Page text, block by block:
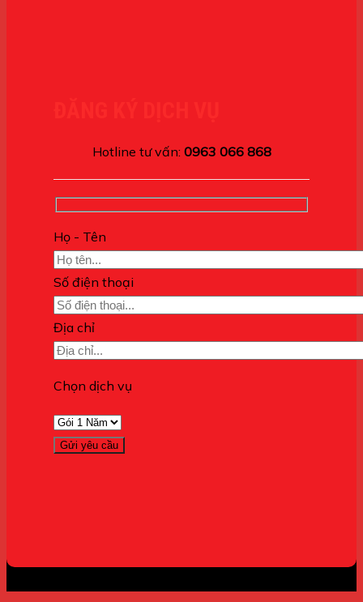
Hotline tư vấn: 0963 066 868
Họ - Tên
Số điện thoại
Địa chỉ
Chọn dịch vụ